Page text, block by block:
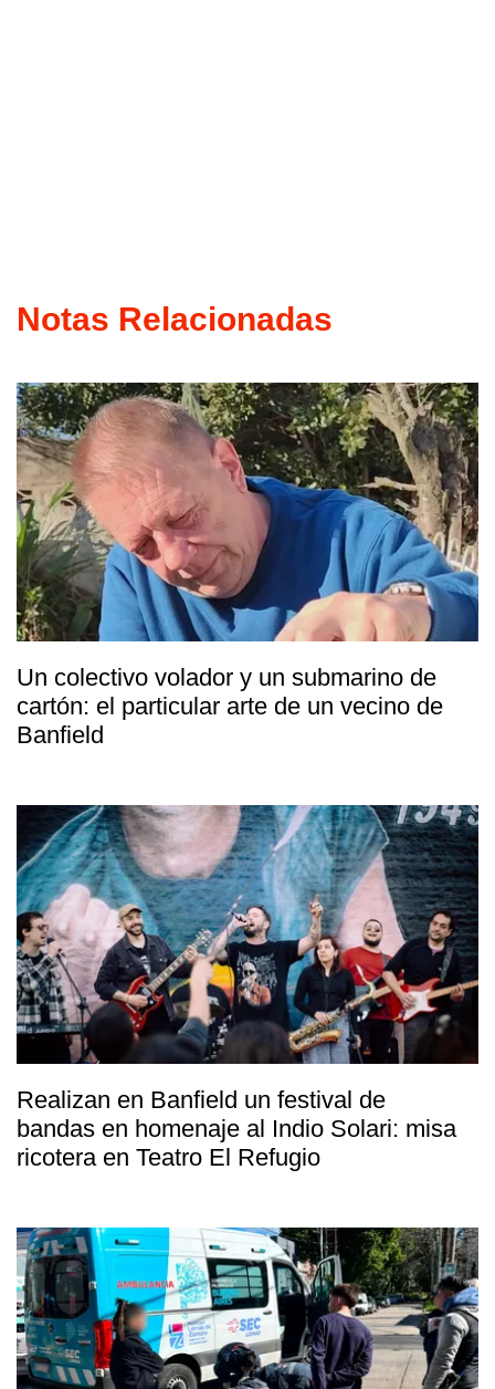
Notas Relacionadas
Un colectivo volador y un submarino de
cartón: el particular arte de un vecino de
Banfield
Realizan en Banfield un festival de
bandas en homenaje al Indio Solari: misa
ricotera en Teatro El Refugio